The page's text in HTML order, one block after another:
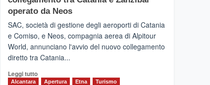
operato da Neos
SAC, società di gestione degli aeroporti di Catania
e Comiso, e Neos, compagnia aerea di Alpitour
World, annunciano l'avvio del nuovo collegamento
diretto tra Catania...
Leggi tuttoLeggi
Alcantara Apertura Etna Turismo